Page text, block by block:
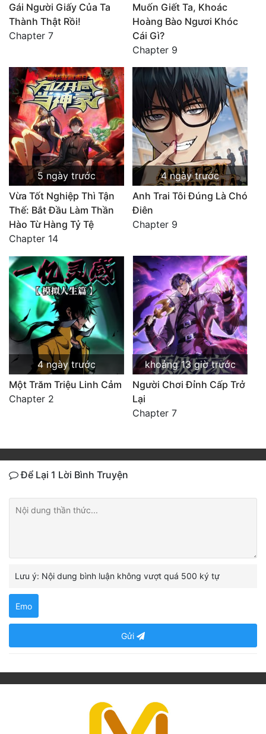
Gái Người Giấy Của Ta
Thành Thật Rồi!
Chapter 7
Muốn Giết Ta, Khoác
Hoàng Bào Ngươi Khóc
Cái Gì?
Chapter 9
5 ngày trước
Vừa Tốt Nghiệp Thì Tận
Thế: Bắt Đầu Làm Thần
Hào Từ Hàng Tỷ Tệ
Chapter 14
4 ngày trước
Anh Trai Tôi Đúng Là Chó
Điên
Chapter 9
4 ngày trước
Một Trăm Triệu Linh Cảm
Chapter 2
khoảng 13 giờ trước
Người Chơi Đỉnh Cấp Trở
Lại
Chapter 7
Để Lại 1 Lời Bình Truyện
Lưu ý: Nội dung bình luận không vượt quá 500 ký tự
Emo
Gửi